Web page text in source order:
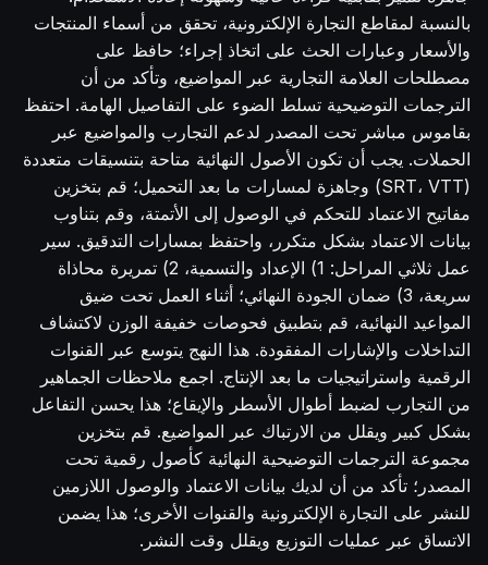
بالنسبة لمقاطع التجارة الإلكترونية، تحقق من أسماء المنتجات
والأسعار وعبارات الحث على اتخاذ إجراء؛ حافظ على
مصطلحات العلامة التجارية عبر المواضيع، وتأكد من أن
الترجمات التوضيحية تسلط الضوء على التفاصيل الهامة. احتفظ
بقاموس مباشر تحت المصدر لدعم التجارب والمواضيع عبر
الحملات. يجب أن تكون الأصول النهائية متاحة بتنسيقات متعددة
(SRT، VTT) وجاهزة لمسارات ما بعد التحميل؛ قم بتخزين
مفاتيح الاعتماد للتحكم في الوصول إلى الأتمتة، وقم بتناوب
بيانات الاعتماد بشكل متكرر، واحتفظ بمسارات التدقيق. سير
عمل ثلاثي المراحل: 1) الإعداد والتسمية، 2) تمريرة محاذاة
سريعة، 3) ضمان الجودة النهائي؛ أثناء العمل تحت ضيق
المواعيد النهائية، قم بتطبيق فحوصات خفيفة الوزن لاكتشاف
التداخلات والإشارات المفقودة. هذا النهج يتوسع عبر القنوات
الرقمية واستراتيجيات ما بعد الإنتاج. اجمع ملاحظات الجماهير
من التجارب لضبط أطوال الأسطر والإيقاع؛ هذا يحسن التفاعل
بشكل كبير ويقلل من الارتباك عبر المواضيع. قم بتخزين
مجموعة الترجمات التوضيحية النهائية كأصول رقمية تحت
المصدر؛ تأكد من أن لديك بيانات الاعتماد والوصول اللازمين
للنشر على التجارة الإلكترونية والقنوات الأخرى؛ هذا يضمن
الاتساق عبر عمليات التوزيع ويقلل وقت النشر.